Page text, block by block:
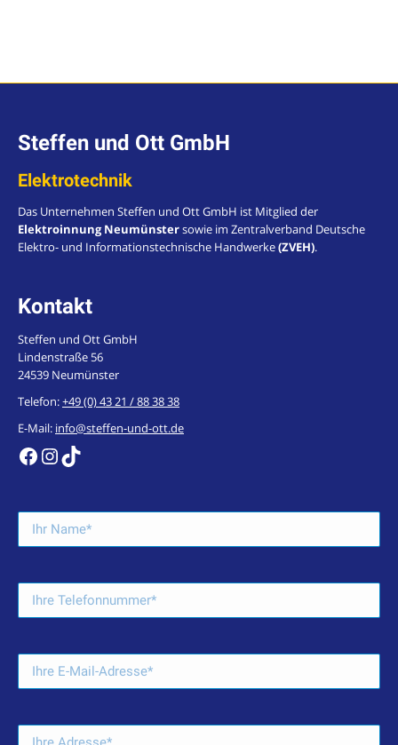
Steffen und Ott GmbH
Elektrotechnik
Das Unternehmen Steffen und Ott GmbH ist Mitglied der
Elektroinnung Neumünstersowie im Zentralverband Deutsche
Elektro- und Informationstechnische Handwerke(ZVEH).
Kontakt
Steffen und Ott GmbH
Lindenstraße 56
24539 Neumünster
Telefon:+49 (0) 43 21 / 88 38 38
E-Mail: info@steffen-und-ott.de
https://de-de.facebook.com/steffenundott/ InstagramTikTok